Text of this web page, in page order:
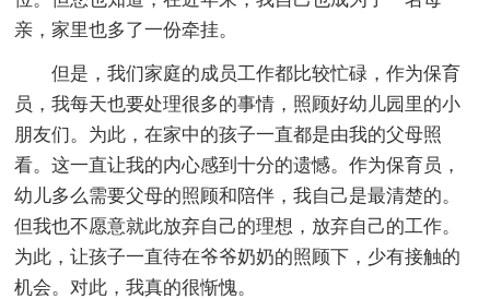
亲，家里也多了一份牵挂。
但是，我们家庭的成员工作都比较忙碌，作为保育
员，我每天也要处理很多的事情，照顾好幼儿园里的小
朋友们。为此，在家中的孩子一直都是由我的父母照
看。这一直让我的内心感到十分的遗憾。作为保育员，
幼儿多么需要父母的照顾和陪伴，我自己是最清楚的。
但我也不愿意就此放弃自己的理想，放弃自己的工作。
为此，让孩子一直待在爷爷奶奶的照顾下，少有接触的
机会。对此，我真的很惭愧。